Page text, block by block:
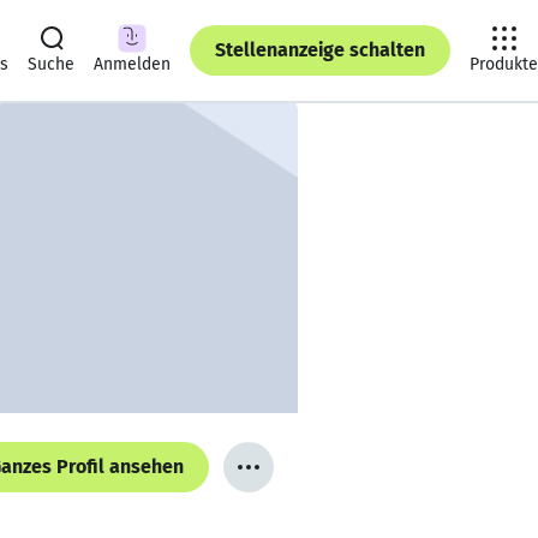
Suche Anmelden
Stellenanzeige schalten
Produkte
Profil ansehen